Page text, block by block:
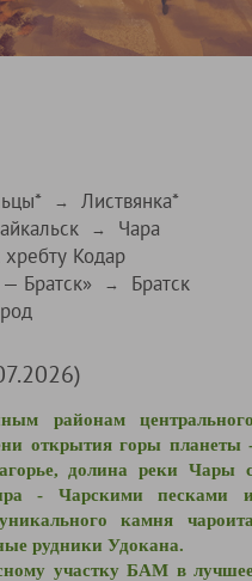
→ Листвянка*
→ Чара
Кодар
Братск» → Братск
районам
открытия горы планеты
долина реки Чары
- Чарскими песками
камня
рудники Удокана.
участку БАМ в